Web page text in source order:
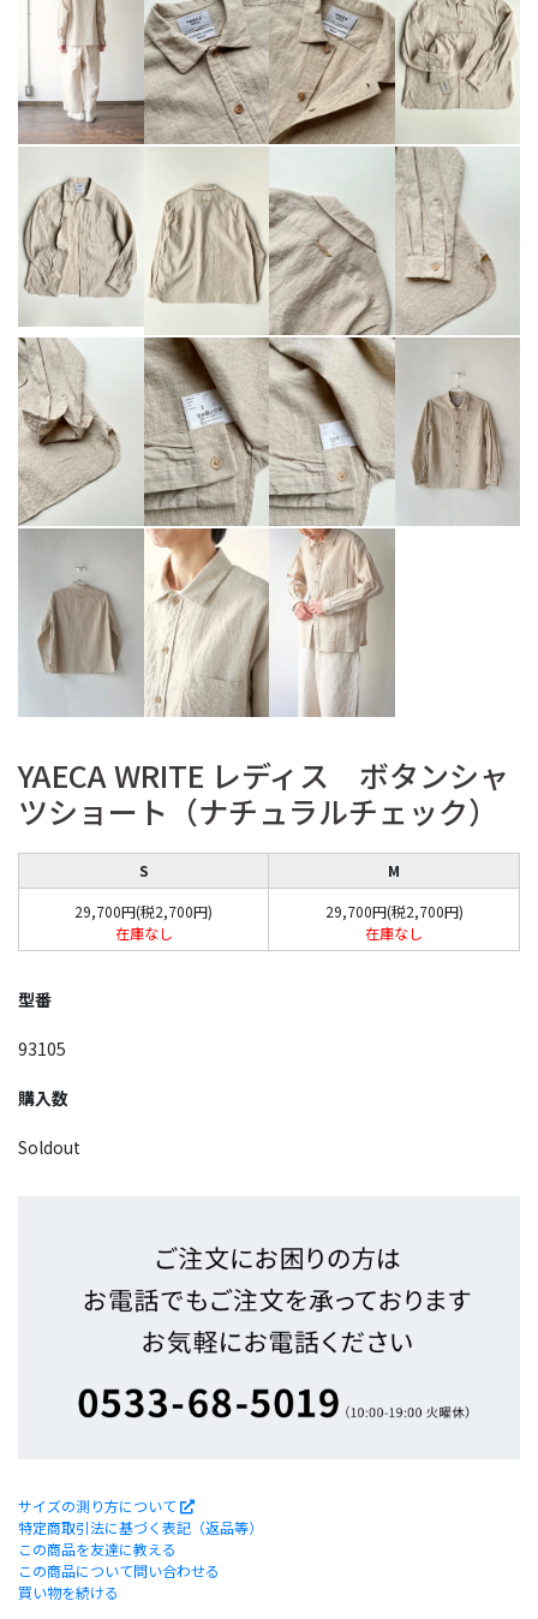
YAECA WRITE レディス ボタンシャ
ツショート（ナチュラルチェック）
S
M
29,700円(税2,700円)
在庫なし
29,700円(税2,700円)
在庫なし
型番
93105
購入数
Soldout
サイズの測り方について
特定商取引法に基づく表記（返品等）
この商品を友達に教える
この商品について問い合わせる
買い物を続ける